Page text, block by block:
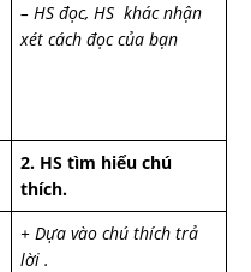
– HS đọc, HS khác nhận
xét cách đọc của bạn
2. HS tìm hiểu chú
thích.
+ Dựa vào chú thích trả
lời .